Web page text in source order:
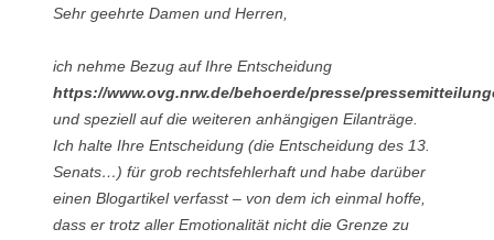
Sehr geehrte Damen und Herren,
ich nehme Bezug auf Ihre Entscheidung
https://www.ovg.nrw.de/behoerde/presse/
und speziell auf die weiteren anhängigen Eilanträge.
Ich halte Ihre Entscheidung (die Entscheidung des 13.
Senats…) für grob rechtsfehlerhaft und habe darüber
einen Blogartikel verfasst – von dem ich einmal hoffe,
dass er trotz aller Emotionalität nicht die Grenze zu